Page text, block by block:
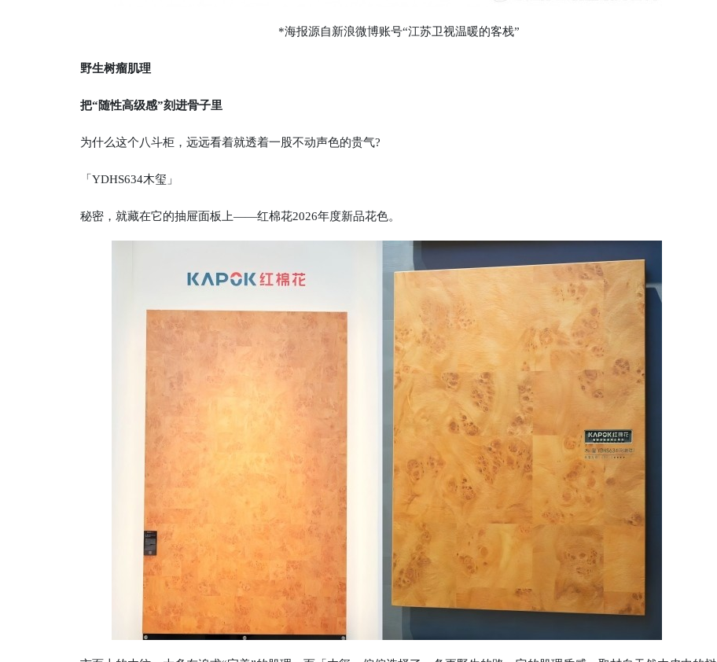
*海报源自新浪微博账号“江苏卫视温暖的客栈”
野生树瘤肌理
把“随性高级感”刻进骨子里
为什么这个八斗柜，远远看着就透着一股不动声色的贵气?
「YDHS634木玺」
秘密，就藏在它的抽屉面板上——红棉花2026年度新品花色。